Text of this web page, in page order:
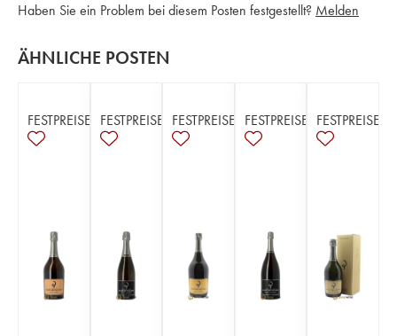
Haben Sie ein Problem bei diesem Posten festgestellt? Melden
ÄHNLICHE POSTEN
FESTPREISE FESTPREISE FESTPREISE FESTPREISE FESTPREISE